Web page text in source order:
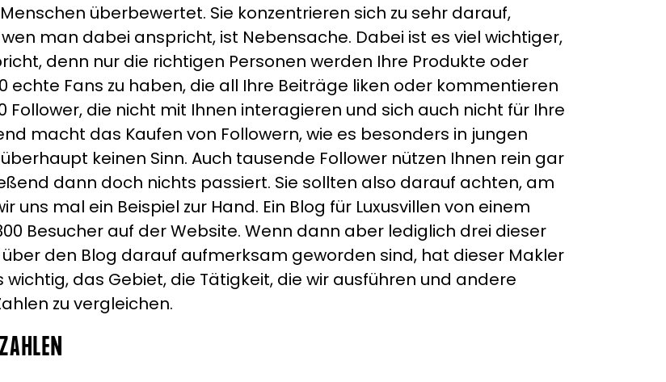
überbewertet. Sie konzentrieren sich zu sehr darauf,
man dabei anspricht, ist Nebensache. Dabei ist es viel wichtiger,
denn nur die richtigen Personen werden Ihre Produkte oder
echte Fans zu haben, die all Ihre Beiträge liken oder kommentieren
Follower, die nicht mit Ihnen interagieren und sich auch nicht für Ihre
macht das Kaufen von Followern, wie es besonders in jungen
keinen Sinn. Auch tausende Follower nützen Ihnen rein gar
dann doch nichts passiert. Sie sollten also darauf achten, am
uns mal ein Beispiel zur Hand. Ein Blog für Luxusvillen von einem
Besucher auf der Website. Wenn dann aber lediglich drei dieser
über den Blog darauf aufmerksam geworden sind, hat dieser Makler
das Gebiet, die Tätigkeit, die wir ausführen und andere
zu vergleichen.